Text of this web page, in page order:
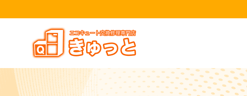
トップページ
きゅっとが選ばれる理由